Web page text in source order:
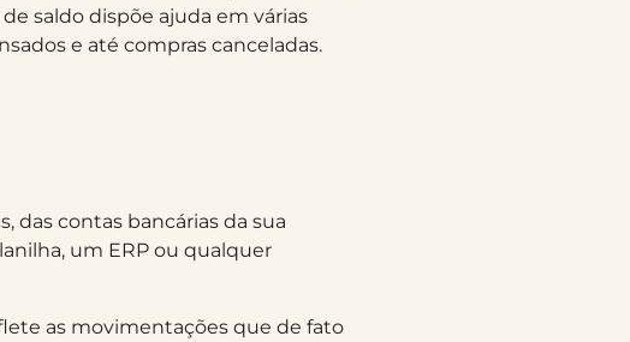
saldo dispõe ajuda em várias
e até compras canceladas.
das contas bancárias da sua
um ERP ou qualquer
as movimentações que de fato